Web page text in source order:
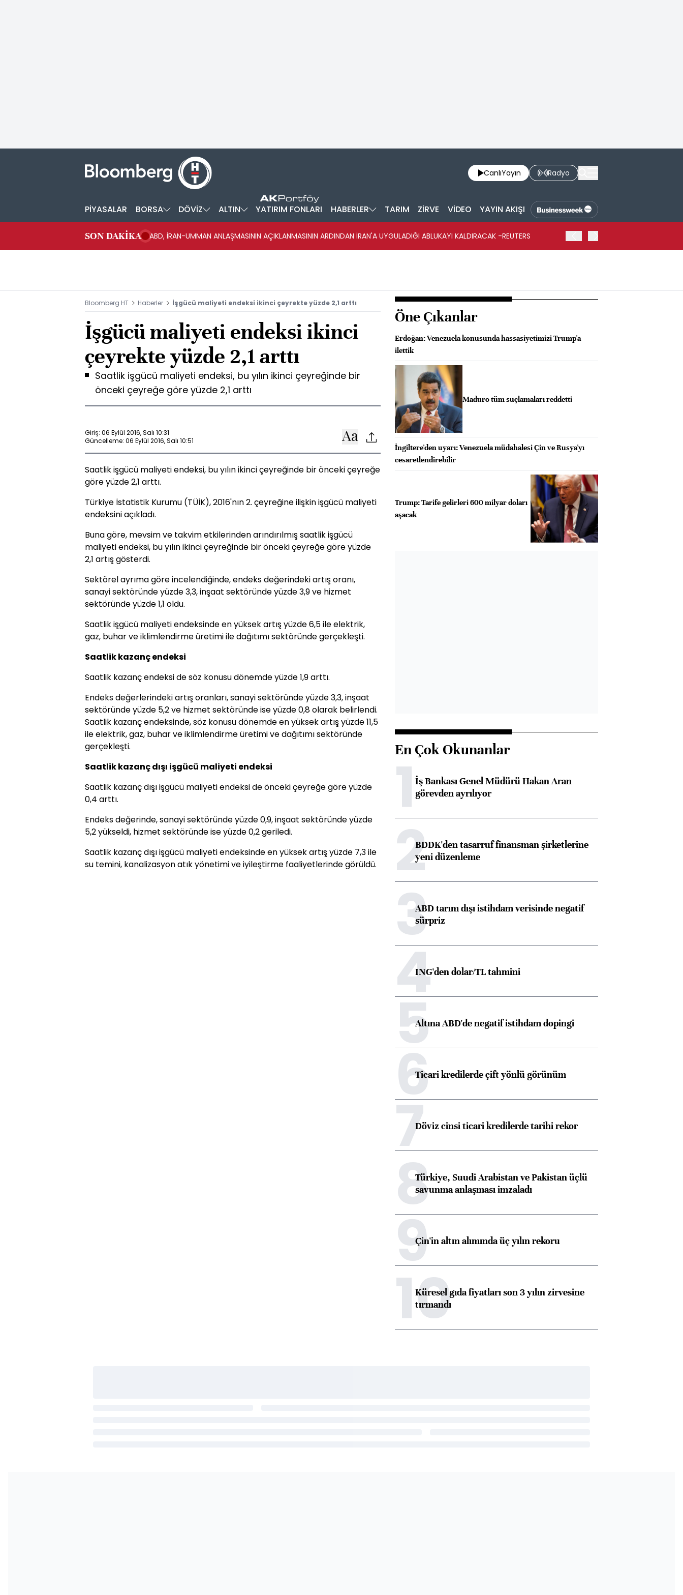
CanlıYayın Radyo
PİYASALAR BORSA DÖVİZ ALTIN YATIRIM FONLARI HABERLER TARIM ZİRVE VİDEO YAYIN AKIŞI
SON DAKİKA ABD, İRAN-UMMAN ANLAŞMASININ AÇIKLANMASININ ARDINDAN İRAN'A UYGULADIĞI ABLUKAYI KALDIRACAK -REUTERS
Bloomberg HT Haberler İşgücü maliyeti endeksi ikinci çeyrekte yüzde 2,1 arttı
İşgücü maliyeti endeksi ikinci
çeyrekte yüzde 2,1 arttı
Saatlik işgücü maliyeti endeksi, bu yılın ikinci çeyreğinde bir
önceki çeyreğe göre yüzde 2,1 arttı
Giriş: 06 Eylül 2016, Salı 10:31
Güncelleme: 06 Eylül 2016, Salı 10:51
Saatlik işgücü maliyeti endeksi, bu yılın ikinci çeyreğinde bir önceki çeyreğe
göre yüzde 2,1 arttı.
Türkiye İstatistik Kurumu (TÜİK), 2016'nın 2. çeyreğine ilişkin işgücü maliyeti
endeksini açıkladı.
Buna göre, mevsim ve takvim etkilerinden arındırılmış saatlik işgücü
maliyeti endeksi, bu yılın ikinci çeyreğinde bir önceki çeyreğe göre yüzde
2,1 artış gösterdi.
Sektörel ayrıma göre incelendiğinde, endeks değerindeki artış oranı,
sanayi sektöründe yüzde 3,3, inşaat sektöründe yüzde 3,9 ve hizmet
sektöründe yüzde 1,1 oldu.
Saatlik işgücü maliyeti endeksinde en yüksek artış yüzde 6,5 ile elektrik,
gaz, buhar ve iklimlendirme üretimi ile dağıtımı sektöründe gerçekleşti.
Saatlik kazanç endeksi
Saatlik kazanç endeksi de söz konusu dönemde yüzde 1,9 arttı.
Endeks değerlerindeki artış oranları, sanayi sektöründe yüzde 3,3, inşaat
sektöründe yüzde 5,2 ve hizmet sektöründe ise yüzde 0,8 olarak belirlendi.
Saatlik kazanç endeksinde, söz konusu dönemde en yüksek artış yüzde 11,5
ile elektrik, gaz, buhar ve iklimlendirme üretimi ve dağıtımı sektöründe
gerçekleşti.
Saatlik kazanç dışı işgücü maliyeti endeksi
Saatlik kazanç dışı işgücü maliyeti endeksi de önceki çeyreğe göre yüzde
0,4 arttı.
Endeks değerinde, sanayi sektöründe yüzde 0,9, inşaat sektöründe yüzde
5,2 yükseldi, hizmet sektöründe ise yüzde 0,2 geriledi.
Saatlik kazanç dışı işgücü maliyeti endeksinde en yüksek artış yüzde 7,3 ile
su temini, kanalizasyon atık yönetimi ve iyileştirme faaliyetlerinde görüldü.
Öne Çıkanlar
Erdoğan: Venezuela konusunda hassasiyetimizi Trump'a
ilettik
Maduro tüm suçlamaları reddetti
İngiltere'den uyarı: Venezuela müdahalesi Çin ve Rusya'yı
cesaretlendirebilir
Trump: Tarife gelirleri 600 milyar doları
aşacak
En Çok Okunanlar
1İş Bankası Genel Müdürü Hakan Aran
görevden ayrılıyor
2BDDK'den tasarruf finansman şirketlerine
yeni düzenleme
3ABD tarım dışı istihdam verisinde negatif
sürpriz
4ING'den dolar/TL tahmini
5Altına ABD'de negatif istihdam dopingi
6Ticari kredilerde çift yönlü görünüm
7Döviz cinsi ticari kredilerde tarihi rekor
8Türkiye, Suudi Arabistan ve Pakistan üçlü
savunma anlaşması imzaladı
9Çin'in altın alımında üç yılın rekoru
10
Küresel gıda fiyatları son 3 yılın zirvesine
tırmandı